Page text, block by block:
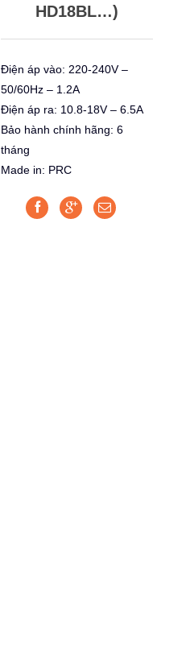
HD18BL…)
Điện áp vào: 220-240V –
50/60Hz – 1.2A
Điện áp ra: 10.8-18V – 6.5A
Bảo hành chính hãng: 6
tháng
Made in: PRC